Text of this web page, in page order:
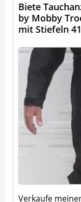
Biete
by Mobby
mit Stiefeln
Verkaufe